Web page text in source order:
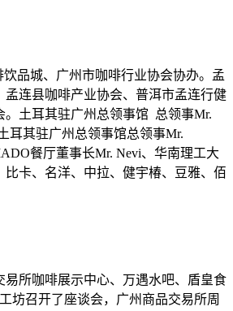
品城、广州市咖啡行业协会协办。孟
连县咖啡产业协会、普洱市孟连行健
土耳其驻广州总领事馆 总领事Mr.
耳其驻广州总领事馆总领事Mr.
餐厅董事长Mr. Nevi、华南理工大
卡、名洋、中拉、健宇椿、豆雅、佰
所咖啡展示中心、万遇水吧、盾皇食
坊召开了座谈会，广州商品交易所周